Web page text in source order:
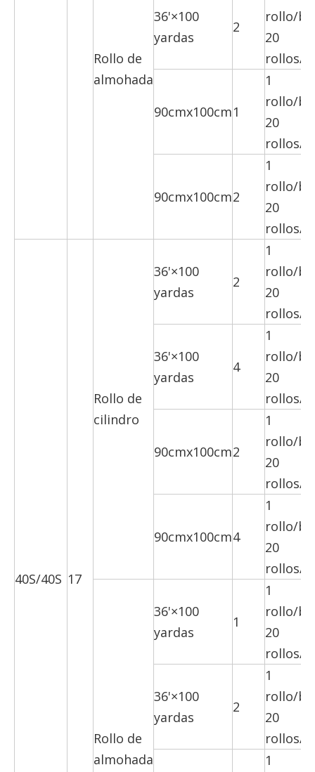
Rollo de
almohada
36'×100
yardas
2
rollo/
20
rollos/
90cmx100cm1
1
rollo/
20
rollos/
90cmx100cm2
1
rollo/
20
rollos/
40S/40S 17
Rollo de
cilindro
36'×100
yardas
2
1
rollo/
20
rollos/
36'×100
yardas
4
1
rollo/
20
rollos/
90cmx100cm2
1
rollo/
20
rollos/
90cmx100cm4
1
rollo/
20
rollos/
Rollo de
almohada
36'×100
yardas
1
1
rollo/
20
rollos/
36'×100
yardas
2
1
rollo/
20
rollos/
1